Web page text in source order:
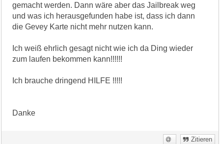
gemacht werden. Dann wäre aber das Jailbreak weg
und was ich herausgefunden habe ist, dass ich dann
die Gevey Karte nicht mehr nutzen kann.
Ich weiß ehrlich gesagt nicht wie ich da Ding wieder
zum laufen bekommen kann!!!!!!
Ich brauche dringend HILFE !!!!!
Danke
Zitieren